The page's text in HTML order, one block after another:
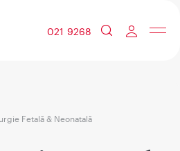
021 9268
Fetală & Neonatală